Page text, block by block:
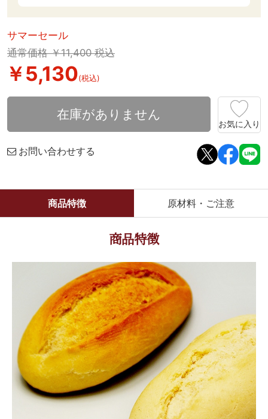
サマーセール
通常価格 ￥11,400 税込
￥5,130(税込)
在庫がありません
お気に入り
お問い合わせする
商品特徴 原材料・ご注意
商品特徴